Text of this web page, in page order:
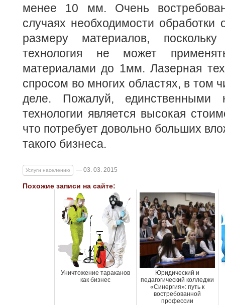
менее 10 мм. Очень
случаях необходимости обработки
размеру материалов,
технология не может
материалами до 1мм. Лазерная
спросом во многих областях, в том
деле. Пожалуй, единственными
технологии является высокая
что потребует довольно больших
такого бизнеса.
Услуги населению — 03. 03. 2015
Похожие записи на сайте:
Уничтожение тараканов
как бизнес
Юридический и
педагогический колледжи
«Синергия»: путь к
востребованной
профессии